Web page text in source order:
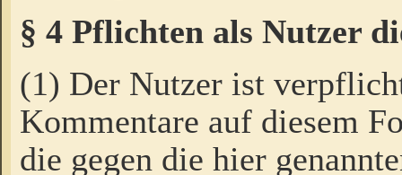
§ 4 Pflichten als Nutzer
(1) Der Nutzer ist
Kommentare auf diesem
die gegen die hier